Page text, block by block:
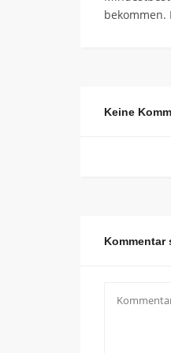
Keine
Kommentar